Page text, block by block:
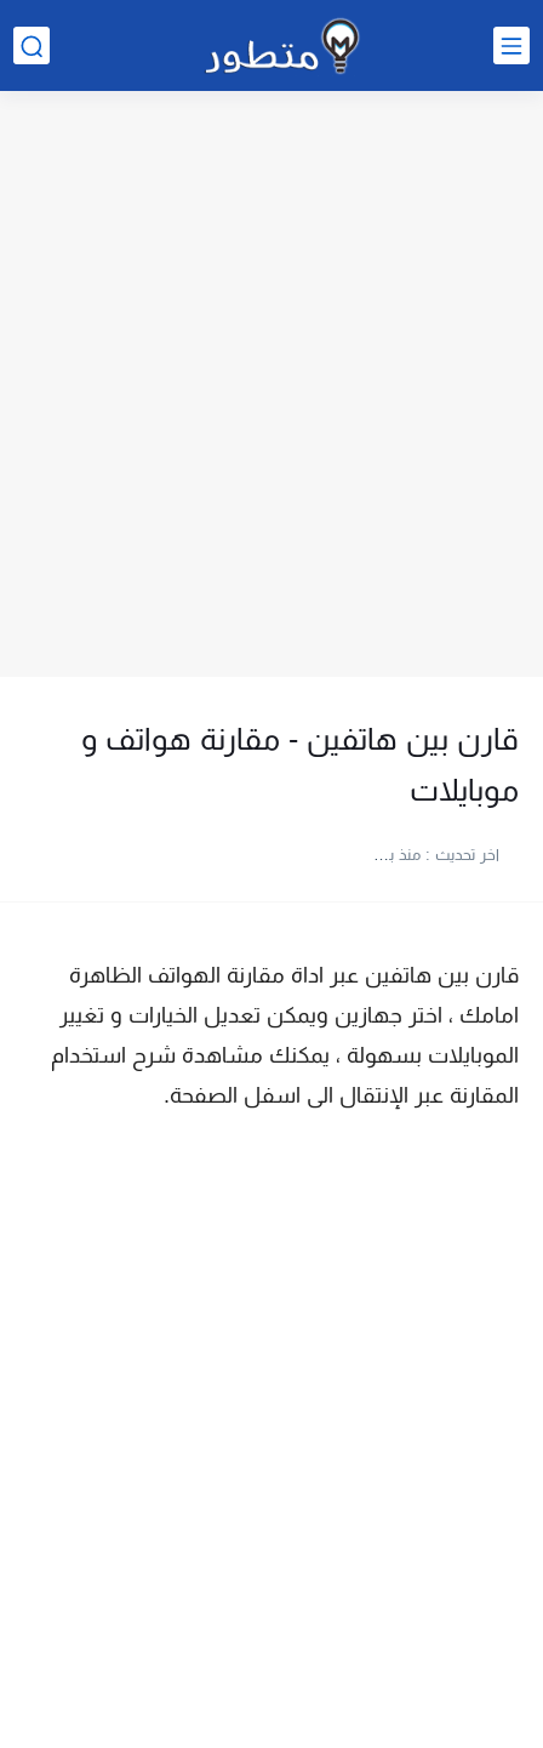
قارن بين هاتفين - مقارنة هواتف و
موبايلات
اخر تحديث :منذ بضع اعوام
قارن بين هاتفين عبر اداة مقارنة الهواتف الظاهرة
امامك ، اختر جهازين ويمكن تعديل الخيارات و تغيير
الموبايلات بسهولة ، يمكنك مشاهدة شرح استخدام
المقارنة عبر الإنتقال الى اسفل الصفحة.